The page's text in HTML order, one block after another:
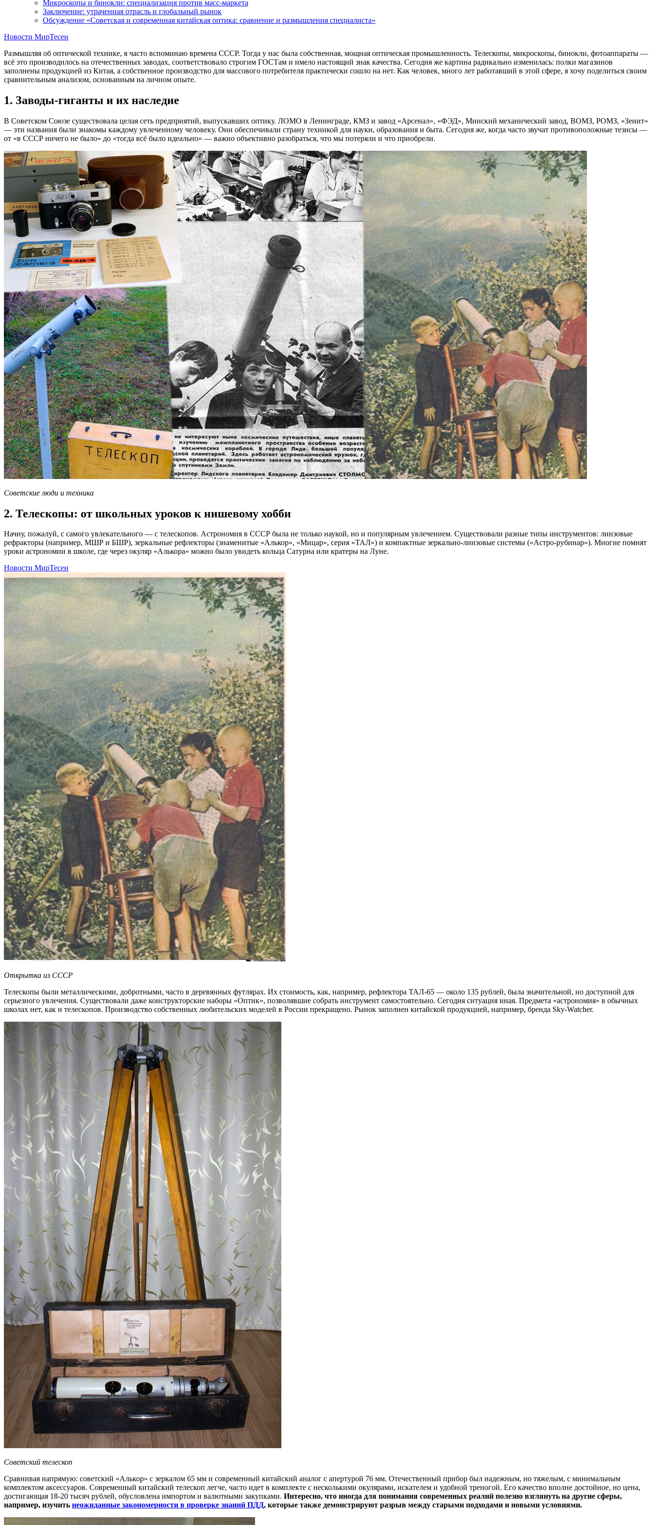
Микроскопы и бинокли: специализация против масс-маркета
Заключение: утраченная отрасль и глобальный рынок
Обсуждение «Советская и современная китайская оптика: сравнение и размышления специалиста»
Новости МирТесен
Размышляя об оптической технике, я часто вспоминаю времена СССР. Тогда у нас была собственная, мощная оптическая промышленность. Телескопы, микроскопы, бинокли, фотоаппараты —
всё это производилось на отечественных заводах, соответствовало строгим ГОСТам и имело настоящий знак качества. Сегодня же картина радикально изменилась: полки магазинов
заполнены продукцией из Китая, а собственное производство для массового потребителя практически сошло на нет. Как человек, много лет работавший в этой сфере, я хочу поделиться своим
сравнительным анализом, основанным на личном опыте.
1. Заводы-гиганты и их наследие
В Советском Союзе существовала целая сеть предприятий, выпускавших оптику. ЛОМО в Ленинграде, КМЗ и завод «Арсенал», «ФЭД», Минский механический завод, ВОМЗ, РОМЗ, «Зенит»
— эти названия были знакомы каждому увлеченному человеку. Они обеспечивали страну техникой для науки, образования и быта. Сегодня же, когда часто звучат противоположные тезисы —
от «в СССР ничего не было» до «тогда всё было идеально» — важно объективно разобраться, что мы потеряли и что приобрели.
Советские люди и техника
2. Телескопы: от школьных уроков к нишевому хобби
Начну, пожалуй, с самого увлекательного — с телескопов. Астрономия в СССР была не только наукой, но и популярным увлечением. Существовали разные типы инструментов: линзовые
рефракторы (например, МШР и БШР), зеркальные рефлекторы (знаменитые «Алькор», «Мицар», серия «ТАЛ») и компактные зеркально-линзовые системы («Астро-рубинар»). Многие помнят
уроки астрономии в школе, где через окуляр «Алькора» можно было увидеть кольца Сатурна или кратеры на Луне.
Новости МирТесен
Открытка из СССР
Телескопы были металлическими, добротными, часто в деревянных футлярах. Их стоимость, как, например, рефлектора ТАЛ-65 — около 135 рублей, была значительной, но доступной для
серьезного увлечения. Существовали даже конструкторские наборы «Оптик», позволявшие собрать инструмент самостоятельно. Сегодня ситуация иная. Предмета «астрономия» в обычных
школах нет, как и телескопов. Производство собственных любительских моделей в России прекращено. Рынок заполнен китайской продукцией, например, бренда Sky-Watcher.
Советский телескоп
Сравнивая напрямую: советский «Алькор» с зеркалом 65 мм и современный китайский аналог с апертурой 76 мм. Отечественный прибор был надежным, но тяжелым, с минимальным
комплектом аксессуаров. Современный китайский телескоп легче, часто идет в комплекте с несколькими окулярами, искателем и удобной треногой. Его качество вполне достойное, но цена,
достигающая 18-20 тысяч рублей, обусловлена импортом и валютными закупками. Интересно, что иногда для понимания современных реалий полезно взглянуть на другие сферы,
например, изучить неожиданные закономерности в проверке знаний ПДД, которые также демонстрируют разрыв между старыми подходами и новыми условиями.